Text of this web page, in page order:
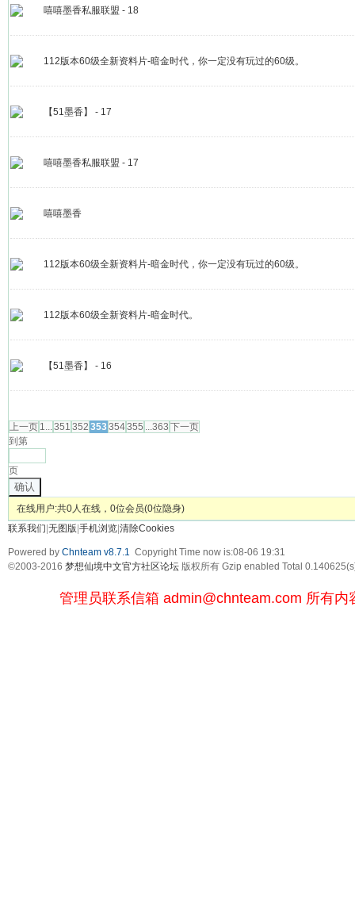
嘻嘻墨香私服联盟 - 18
112版本60级全新资料片-暗金时代，你一定没有玩过的60级。
【51墨香】 - 17
嘻嘻墨香私服联盟 - 17
嘻嘻墨香
112版本60级全新资料片-暗金时代，你一定没有玩过的60级。
112版本60级全新资料片-暗金时代。
【51墨香】 - 16
上一页 1...351 352 353354355 ...363 下一页
到第
页
确认
在线用户:共0人在线，0位会员(0位隐身)
联系我们|无图版|手机浏览|清除Cookies
Powered by Chnteam v8.7.1 Copyright Time now is:08-06 19:31
©2003-2016 梦想仙境中文官方社区论坛 版权所有 Gzip enabled Total
管理员联系信箱 admin@chnteam.com 所有内